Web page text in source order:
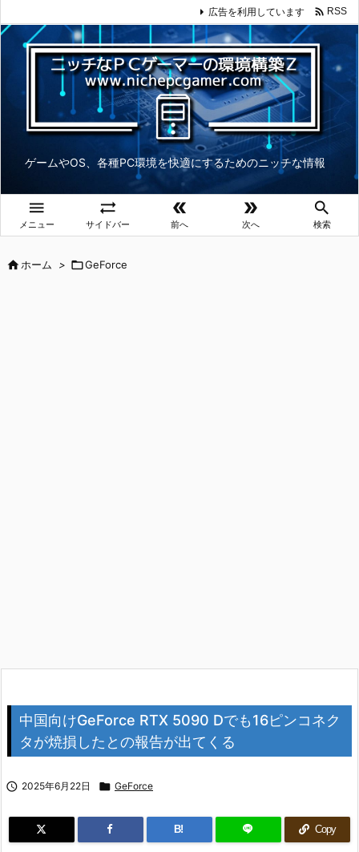
ゲームやOS、各種PC環境を快適にするためのニッチな情報

メニュー

サイドバー

前へ

次へ

検索
広告を利用しています  RSS
ホーム > GeForce
中国向けGeForce RTX 5090 Dでも16ピンコネク
タが焼損したとの報告が出てくる
 2025年6月22日  GeForce
B! Copy